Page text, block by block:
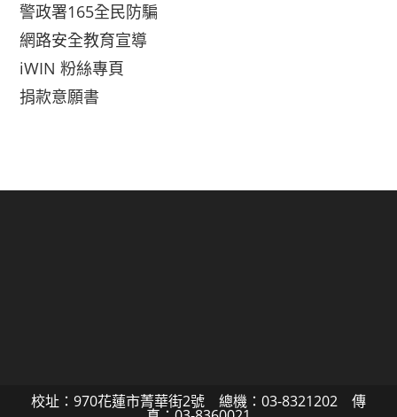
警政署165全民防騙
網路安全教育宣導
iWIN 粉絲專頁
捐款意願書
校址：970花蓮市菁華街2號 總機：03-8321202 傳